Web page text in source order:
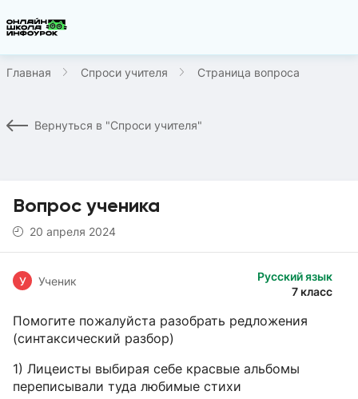
Главная Спроси учителя Страница вопроса
Вернуться в "Спроси учителя"
Вопрос ученика
20 апреля 2024
Русский язык
7 класс
У Ученик
Помогите пожалуйста разобрать редложения
(cинтаксический разбор)
1) Лицеисты выбирая себе красвые альбомы
переписывали туда любимые стихи